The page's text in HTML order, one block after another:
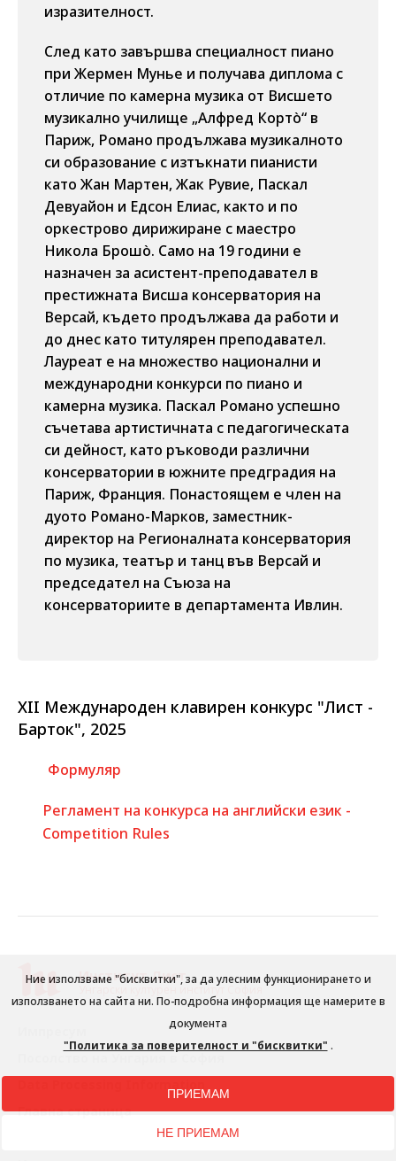
изразителност.
След като завършва специалност пиано
при Жермен Мунье и получава диплома с
отличие по камерна музика от Висшето
музикално училище „Алфред Кортò“ в
Париж, Романо продължава музикалното
си образование с изтъкнати пианисти
като Жан Мартен, Жак Рувие, Паскал
Девуайон и Едсон Елиас, както и по
оркестрово дирижиране с маестро
Никола Брошò. Само на 19 години е
назначен за асистент-преподавател в
престижната Висша консерватория на
Версай, където продължава да работи и
до днес като титулярен преподавател.
Лауреат е на множество национални и
международни конкурси по пиано и
камерна музика. Паскал Романо успешно
съчетава артистичната с педагогическата
си дейност, като ръководи различни
консерватории в южните предградия на
Париж, Франция. Понастоящем е член на
дуото Романо-Марков, заместник-
директор на Регионалната консерватория
по музика, театър и танц във Версай и
председател на Съюза на
консерваториите в департамента Ивлин.
XII Международен клавирен конкурс "Лист -
Барток", 2025
Формуляр
Регламент на конкурса на английски език -
Competition Rules
Институт Лист
Унгарски културен институт София
Посолство на Унгария в София
Главна страница
Ние използваме "бисквитки", за да улесним функционирането и
използването на сайта ни. По-подробна информация ще намерите в
документа
"Политика за поверителност и "бисквитки" .
ПРИЕМАМ
НЕ ПРИЕМАМ